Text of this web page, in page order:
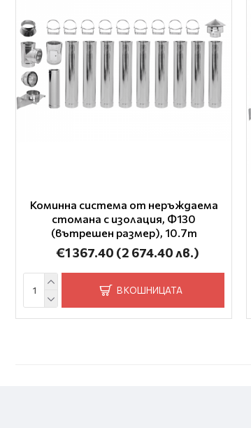
Коминна система от неръждаема
стомана с изолация, Ф130
(вътрешен размер), 10.7m
€1 367.40 (2 674.40 лв.)
В КОШНИЦАТА